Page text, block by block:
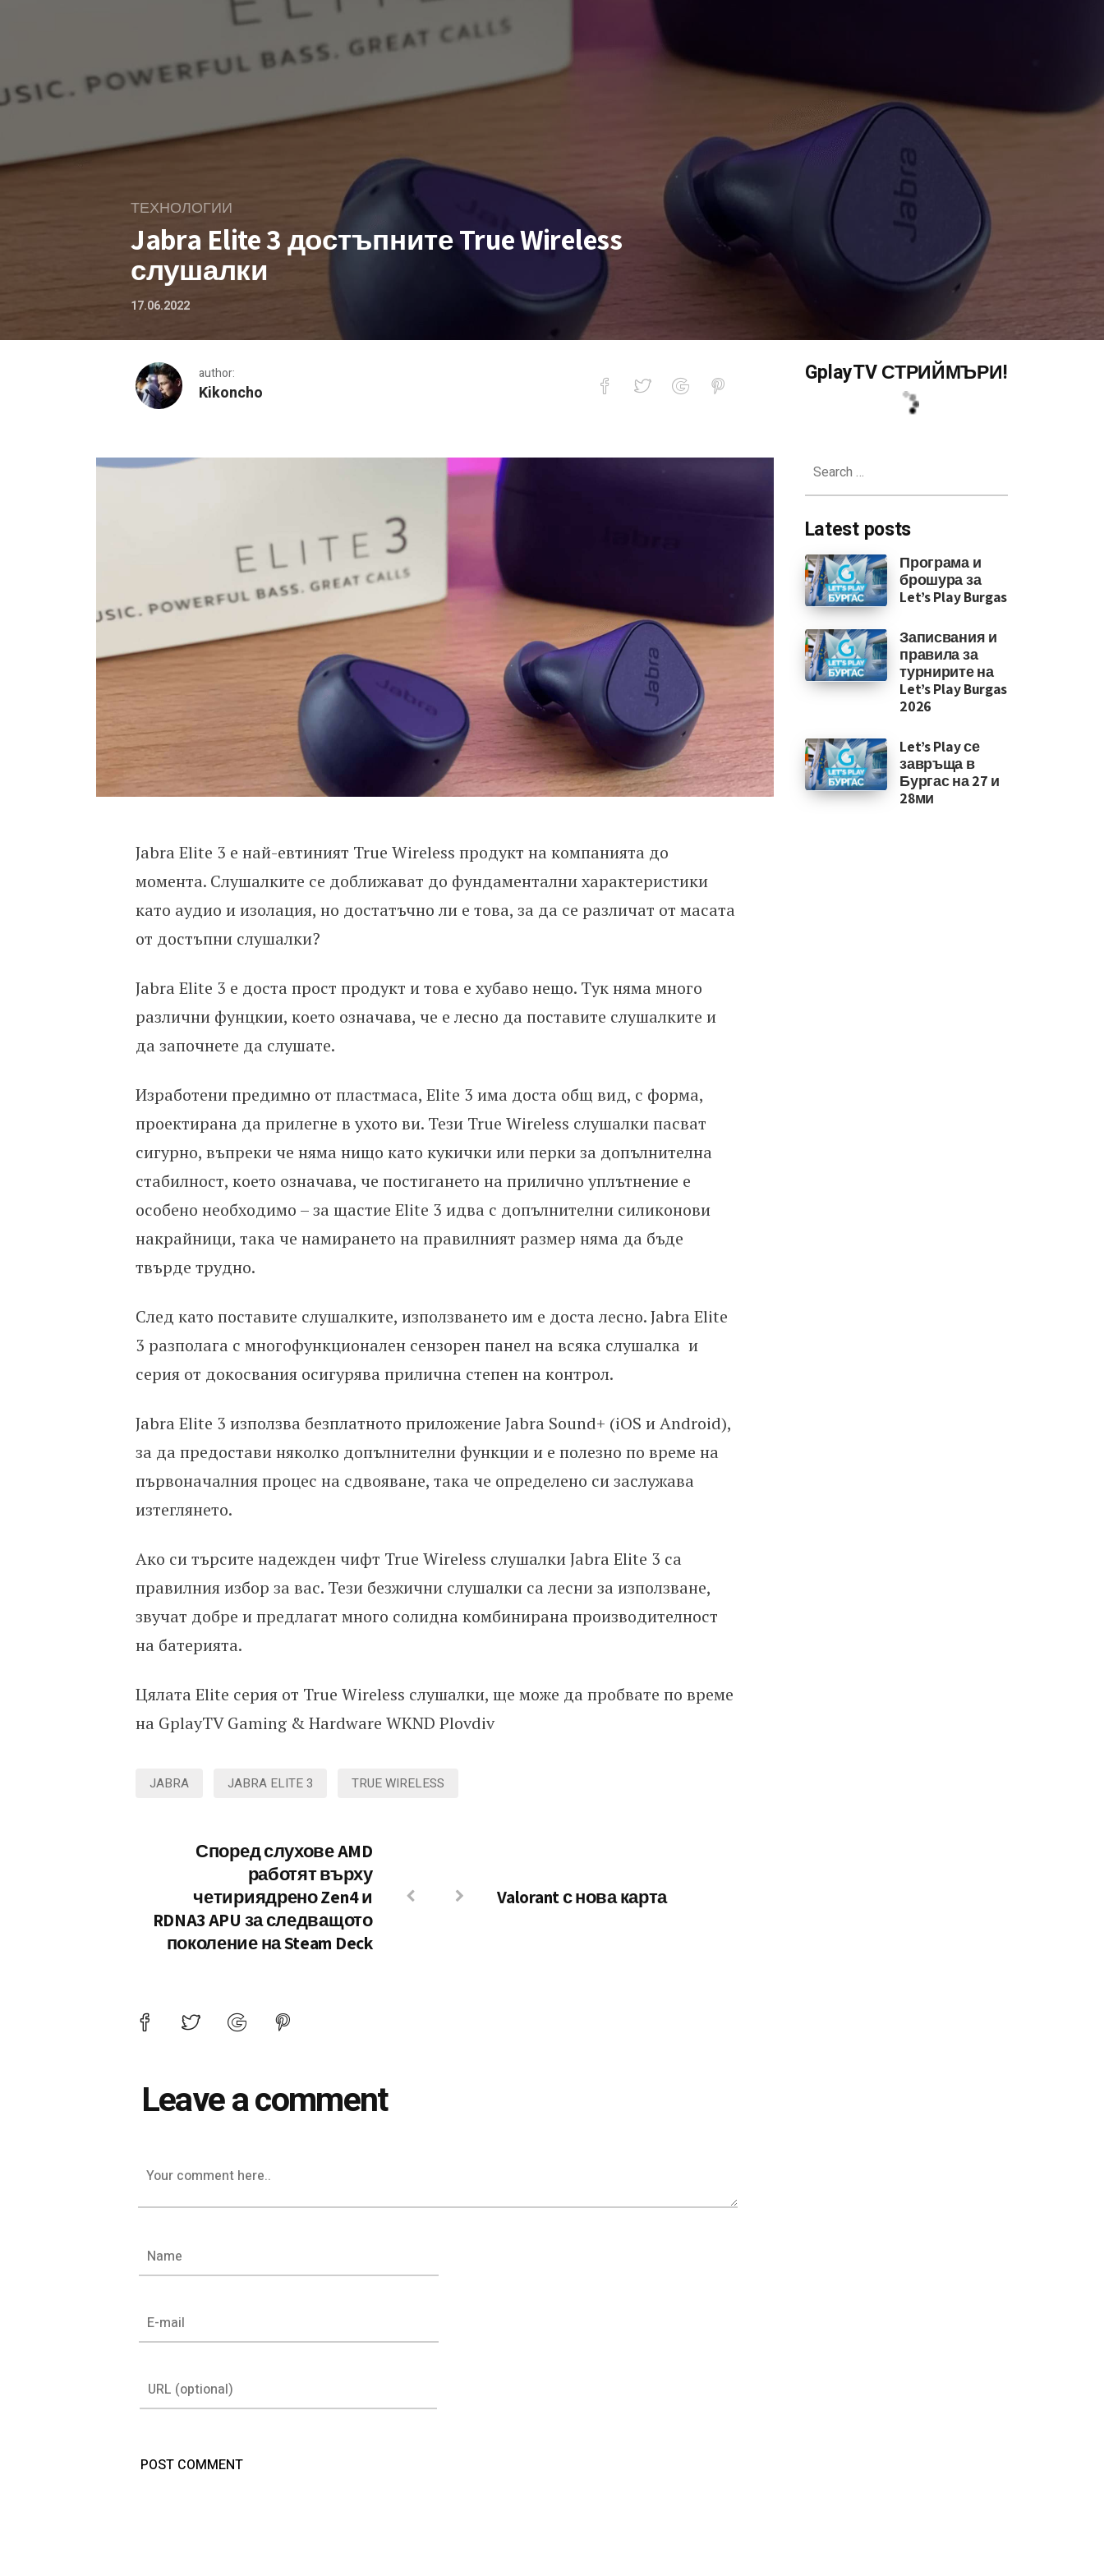
ТЕХНОЛОГИИ
Jabra Elite 3 достъпните True Wireless
слушалки
17.06.2022
author:
Kikoncho
Jabra Elite 3 достъпните True Wireless слушалки
Jabra Elite 3 е най-евтиният True Wireless продукт на компанията до
момента. Слушалките се доближават до фундаментални характеристики
като аудио и изолация, но достатъчно ли е това, за да се различат от масата
от достъпни слушалки?
Jabra Elite 3 е доста прост продукт и това е хубаво нещо. Тук няма много
различни фунцкии, което означава, че е лесно да поставите слушалките и
да започнете да слушате.
Изработени предимно от пластмаса, Elite 3 има доста общ вид, с форма,
проектирана да прилегне в ухото ви. Тези True Wireless слушалки пасват
сигурно, въпреки че няма нищо като кукички или перки за допълнителна
стабилност, което означава, че постигането на прилично уплътнение е
особено необходимо – за щастие Elite 3 идва с допълнителни силиконови
накрайници, така че намирането на правилният размер няма да бъде
твърде трудно.
След като поставите слушалките, използването им е доста лесно. Jabra Elite
3 разполага с многофункционален сензорен панел на всяка слушалка и
серия от докосвания осигурява прилична степен на контрол.
Jabra Elite 3 използва безплатното приложение Jabra Sound+ (iOS и Android),
за да предостави няколко допълнителни функции и е полезно по време на
първоначалния процес на сдвояване, така че определено си заслужава
изтеглянето.
Ако си търсите надежден чифт True Wireless слушалки Jabra Elite 3 са
правилния избор за вас. Тези безжични слушалки са лесни за използване,
звучат добре и предлагат много солидна комбинирана производителност
на батерията.
Цялата Elite серия от True Wireless слушалки, ще може да пробвате по време
на GplayTV Gaming & Hardware WKND Plovdiv
JABRA JABRA ELITE 3 TRUE WIRELESS
Според слухове AMD
работят върху
четириядрено Zen4 и
RDNA3 APU за следващото
поколение на Steam Deck
Valorant с нова карта
Leave a comment
GplayTV СТРИЙМЪРИ!
for:
Latest posts
Програма и
брошура за
Let’s Play Burgas
Записвания и
правила за
турнирите на
Let’s Play Burgas
2026
Let’s Play се
завръща в
Бургас на 27 и
28ми